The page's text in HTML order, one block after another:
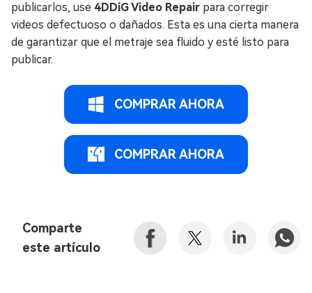
publicarlos, use 4DDiG Video Repair para corregir
videos defectuoso o dañados. Esta es una cierta manera
de garantizar que el metraje sea fluido y esté listo para
publicar.
COMPRAR AHORA
COMPRAR AHORA
Comparte
este artículo